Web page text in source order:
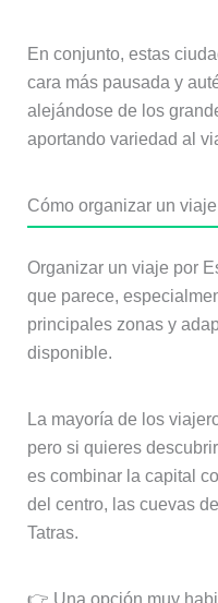
En conjunto, estas
cara más pausada y
alejándose de los
aportando variedad al
Cómo organizar un
Organizar un viaje por
que parece,
principales zonas y
disponible.
La mayoría de los
pero si quieres
es combinar la capital
del centro, las cuevas
Tatras.